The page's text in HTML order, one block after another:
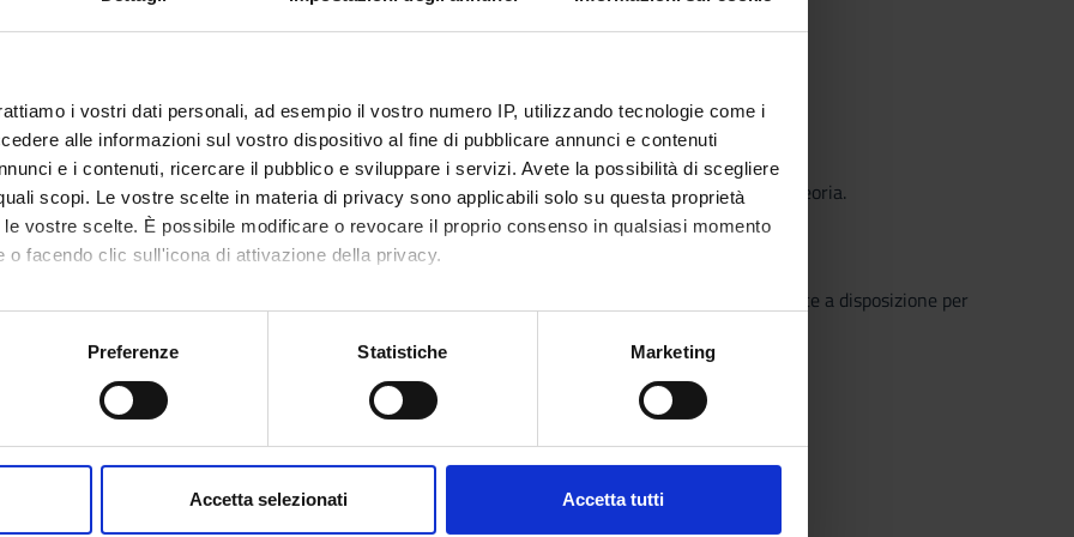
i vostri dati personali, ad esempio il vostro numero IP, utilizzando tecnologie come i
alle informazioni sul vostro dispositivo al fine di pubblicare annunci e contenuti
e i contenuti, ricercare il pubblico e sviluppare i servizi. Avete la possibilità di scegliere
scopi. Le vostre scelte in materia di privacy sono applicabili solo su questa proprietà
vostre scelte. È possibile modificare o revocare il proprio consenso in qualsiasi momento
o facendo clic sull'icona di attivazione della privacy.
anche:
sulla tua posizione geografica, con un'approssimazione di qualche metro,
in qualsiasi momento dalla Dichiarazione sui cookie.
Preferenze Statistiche Marketing
Accetta selezionati Accetta tutti
dati strutturati
e kernel
di learning avanzati
parte di laboratorio, nella quale verranno implementati alcuni degli algoritmi visti nella parte di teoria.
Visualizza la bibliografia con Leganto, strumento che il Sistema Bibliotecario mette a disposizione per
in presenza
dell'apprendimento